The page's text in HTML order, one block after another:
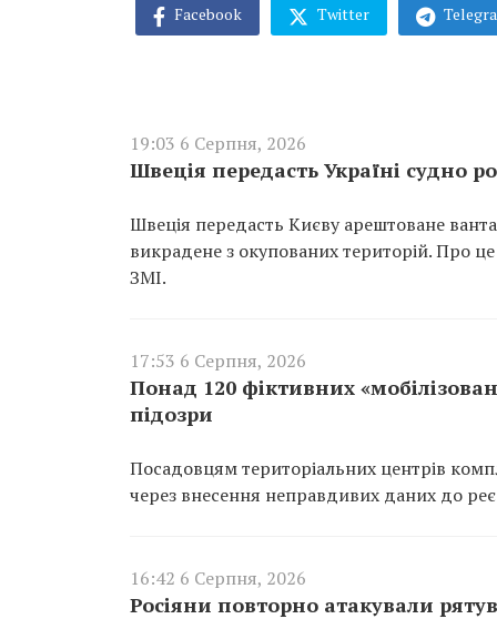
Facebook Twitter
19:03 6 Серпня, 2026
Швеція передасть Україні судно
Швеція передасть Києву арештоване
викрадене з окупованих територій. Про
ЗМІ.
17:53 6 Серпня, 2026
Понад 120 фіктивних
підозри
Посадовцям територіальних центрів
через внесення неправдивих даних до
16:42 6 Серпня, 2026
Росіяни повторно атакували